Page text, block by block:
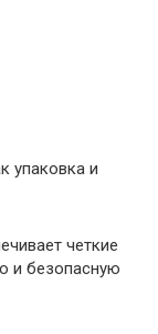
упаковка и
четкие
и безопасную